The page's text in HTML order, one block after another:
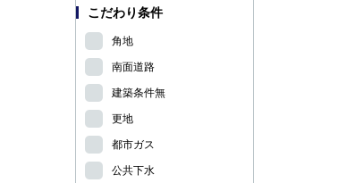
こだわり条件
角地
南面道路
建築条件無
更地
都市ガス
公共下水